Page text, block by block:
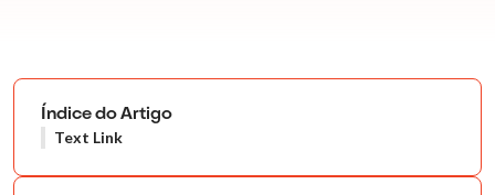
Índice do Artigo
Text Link